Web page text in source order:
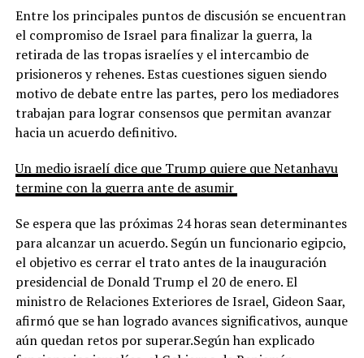
Entre los principales puntos de discusión se encuentran
el compromiso de Israel para finalizar la guerra, la
retirada de las tropas israelíes y el intercambio de
prisioneros y rehenes. Estas cuestiones siguen siendo
motivo de debate entre las partes, pero los mediadores
trabajan para lograr consensos que permitan avanzar
hacia un acuerdo definitivo.
Un medio israelí dice que Trump quiere que Netanhayu
termine con la guerra ante de asumir
Se espera que las próximas 24 horas sean determinantes
para alcanzar un acuerdo. Según un funcionario egipcio,
el objetivo es cerrar el trato antes de la inauguración
presidencial de Donald Trump el 20 de enero. El
ministro de Relaciones Exteriores de Israel, Gideon Saar,
afirmó que se han logrado avances significativos, aunque
aún quedan retos por superar.Según han explicado